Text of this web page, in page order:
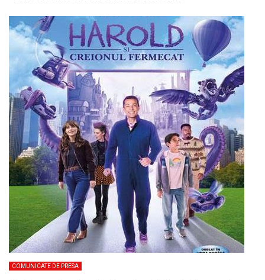
COMUNICATE DE PRESA